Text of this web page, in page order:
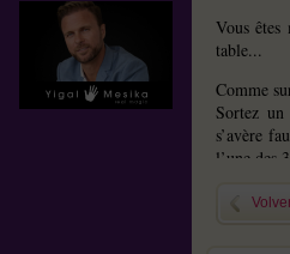
Vous
table...
Comme
Sortez
s’avère
l’une des